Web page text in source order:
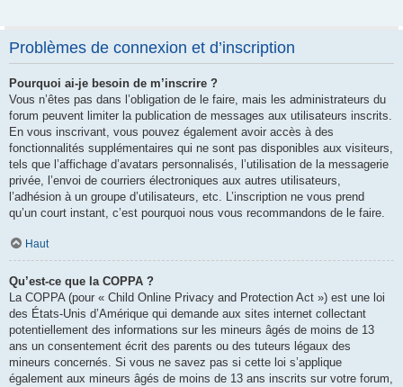
Problèmes de connexion et d’inscription
Pourquoi ai-je besoin de m’inscrire ?
Vous n’êtes pas dans l’obligation de le faire, mais les administrateurs du
forum peuvent limiter la publication de messages aux utilisateurs inscrits.
En vous inscrivant, vous pouvez également avoir accès à des
fonctionnalités supplémentaires qui ne sont pas disponibles aux visiteurs,
tels que l’affichage d’avatars personnalisés, l’utilisation de la messagerie
privée, l’envoi de courriers électroniques aux autres utilisateurs,
l’adhésion à un groupe d’utilisateurs, etc. L’inscription ne vous prend
qu’un court instant, c’est pourquoi nous vous recommandons de le faire.
Haut
Qu’est-ce que la COPPA ?
La COPPA (pour « Child Online Privacy and Protection Act ») est une loi
des États-Unis d’Amérique qui demande aux sites internet collectant
potentiellement des informations sur les mineurs âgés de moins de 13
ans un consentement écrit des parents ou des tuteurs légaux des
mineurs concernés. Si vous ne savez pas si cette loi s’applique
également aux mineurs âgés de moins de 13 ans inscrits sur votre forum,